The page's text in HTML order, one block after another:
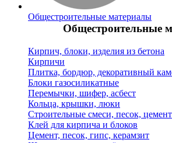
Общестроительные материалы
Общестроительные
Кирпич, блоки, изделия из бетона
Кирпичи
Плитка, бордюр, декоративный
Блоки газосиликатные
Перемычки, шифер, асбест
Кольца, крышки, люки
Строительные смеси, песок, цемент
Клей для кирпича и блоков
Цемент, песок, гипс, керамзит